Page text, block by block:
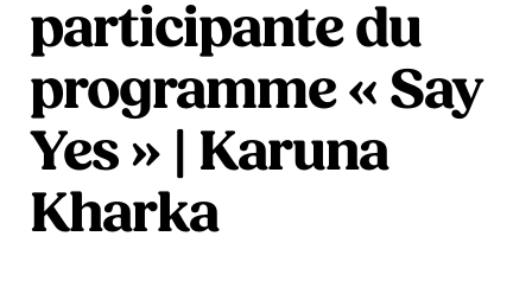
participante du
programme « Say
Yes » | Karuna
Kharka